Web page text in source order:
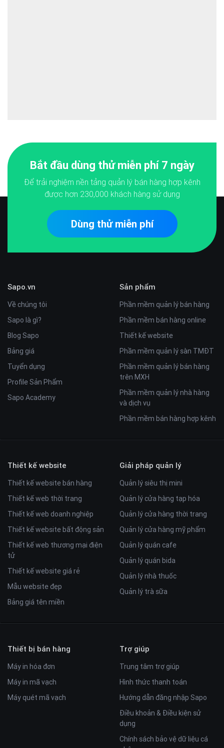
Bắt đầu dùng thử miễn phí 7 ngày
Để trải nghiệm nền tảng quản lý bán hàng hợp kênh
được hơn 230,000 khách hàng sử dụng
Dùng thử miễn phí
Sapo.vn
Về chúng tôi
Sapo là gì?
Blog Sapo
Bảng giá
Tuyển dụng
Profile Sản Phẩm
Sapo Academy
Sản phẩm
Phần mềm quản lý bán hàng
Phần mềm bán hàng online
Thiết kế website
Phần mềm quản lý sàn TMĐT
Phần mềm quản lý bán hàng
trên MXH
Phần mềm quản lý nhà hàng
và dịch vụ
Phần mềm bán hàng hợp kênh
Thiết kế website
Thiết kế website bán hàng
Thiết kế web thời trang
Thiết kế web doanh nghiệp
Thiết kế website bất động sản
Thiết kế web thương mại điện
tử
Thiết kế website giá rẻ
Mẫu website đẹp
Bảng giá tên miền
Giải pháp quản lý
Quản lý siêu thị mini
Quản lý cửa hàng tạp hóa
Quản lý cửa hàng thời trang
Quản lý cửa hàng mỹ phẩm
Quản lý quán cafe
Quản lý quán bida
Quản lý nhà thuốc
Quản lý trà sữa
Thiết bị bán hàng
Máy in hóa đơn
Máy in mã vạch
Máy quét mã vạch
Trợ giúp
Trung tâm trợ giúp
Hình thức thanh toán
Hướng dẫn đăng nhập Sapo
Điều khoản & Điều kiện sử
dụng
Chính sách bảo vệ dữ liệu cá